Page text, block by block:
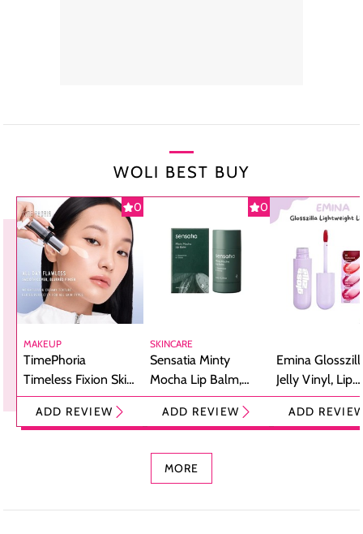
WOLI BEST BUY
0
MAKEUP
TimePhoria
Timeless Fixion Skin
Tint Stick,
Foundation dan
ADD REVIEW
0
SKINCARE
Sensatia Minty
Mocha Lip Balm,
Pelembap Bibir
dengan Aroma
ADD REVIEW
Emina
Jelly Vinyl, Lip
Cream Glossy
Ringan
ADD
MORE